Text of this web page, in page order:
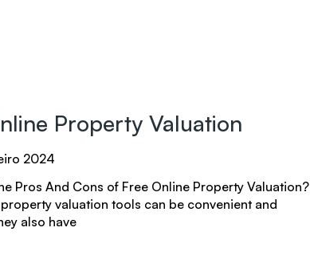
Property Valuation
2024
Pros And Cons of Free Online Property Valuation?
valuation tools can be convenient and
also have